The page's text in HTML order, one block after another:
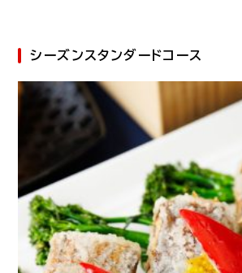
シーズンスタンダードコース